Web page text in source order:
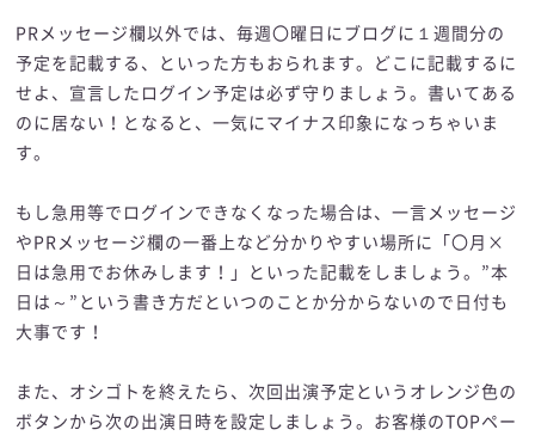
PRメッセージ欄以外では、毎週〇曜日にブログに１週間分の
予定を記載する、といった方もおられます。どこに記載するに
せよ、宣言したログイン予定は必ず守りましょう。書いてある
のに居ない！となると、一気にマイナス印象になっちゃいま
す。
もし急用等でログインできなくなった場合は、一言メッセージ
やPRメッセージ欄の一番上など分かりやすい場所に「〇月×
日は急用でお休みします！」といった記載をしましょう。”本
日は～”という書き方だといつのことか分からないので日付も
大事です！
また、オシゴトを終えたら、次回出演予定というオレンジ色の
ボタンから次の出演日時を設定しましょう。お客様のTOPペー